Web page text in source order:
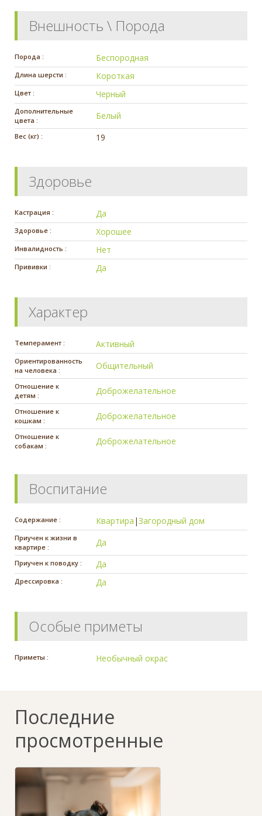
Внешность \ Порода
Порода : Беспородная
Длина шерсти : Короткая
Цвет : Черный
Дополнительные
цвета :
Белый
Вес (кг) : 19
Здоровье
Кастрация : Да
Здоровье : Хорошее
Инвалидность : Нет
Прививки : Да
Характер
Темперамент : Активный
Ориентированность
на человека :
Общительный
Отношение к
детям :
Доброжелательное
Отношение к
кошкам :
Доброжелательное
Отношение к
собакам :
Доброжелательное
Воспитание
Содержание : Квартира |Загородный дом
Приучен к жизни в
квартире :
Да
Приучен к поводку : Да
Дрессировка : Да
Особые приметы
Приметы : Необычный окрас
Последние
просмотренные